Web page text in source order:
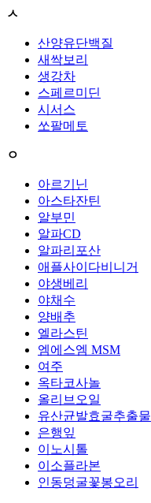
ㅅ
산양유단백질
새싹보리
생강차
스페르미딘
시서스
쏘팔메토
ㅇ
아르기닌
아스타잔틴
알부민
알파CD
알파리포산
애플사이다비니거
야생베리
야채수
양배추
엘라스틴
엠에스엠 MSM
여주
옥타코사놀
올리브오일
유산균발효굴추출물
은행잎
이노시톨
이소플라본
인동덩굴꽃봉오리